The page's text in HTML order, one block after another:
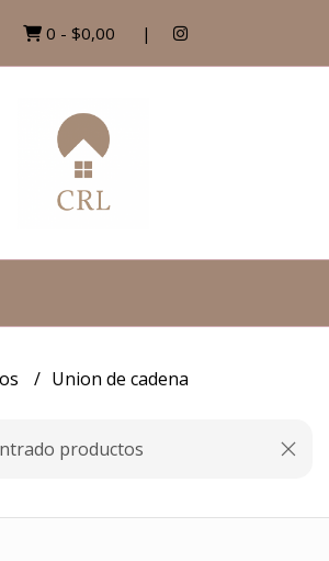
0 - $0,00
Union de cadena
productos